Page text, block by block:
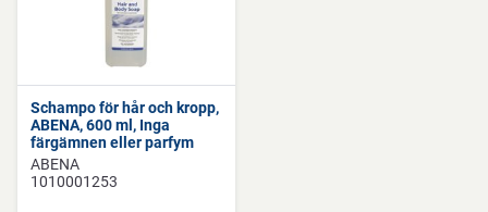
Schampo för hår och kropp,
ABENA, 600 ml, Inga
färgämnen eller parfym
ABENA
1010001253